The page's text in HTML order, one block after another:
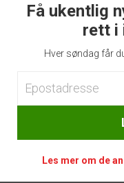
Få ukentlig
rett i
Hver søndag får
Les mer om de